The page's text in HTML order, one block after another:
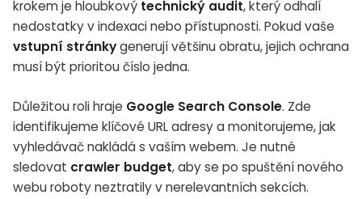
krokem je hloubkový technický audit, který odhalí
nedostatky v indexaci nebo přístupnosti. Pokud vaše
vstupní stránkygenerují většinu obratu, jejich ochrana
musí být prioritou číslo jedna.
Důležitou roli hraje Google Search Console. Zde
identifikujeme klíčové URL adresy a monitorujeme, jak
vyhledávač nakládá s vaším webem. Je nutné
sledovat crawler budget, aby se po spuštění nového
webu roboty neztratily v nerelevantních sekcích.